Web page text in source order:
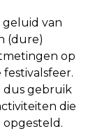
van
(dure)
op
dus gebruik
die